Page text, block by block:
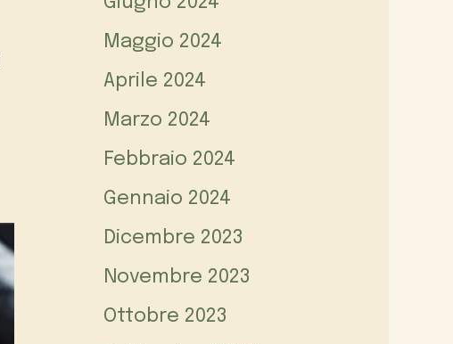
Maggio 2024
Aprile 2024
Marzo 2024
Febbraio 2024
Gennaio 2024
Dicembre 2023
Novembre 2023
Ottobre 2023